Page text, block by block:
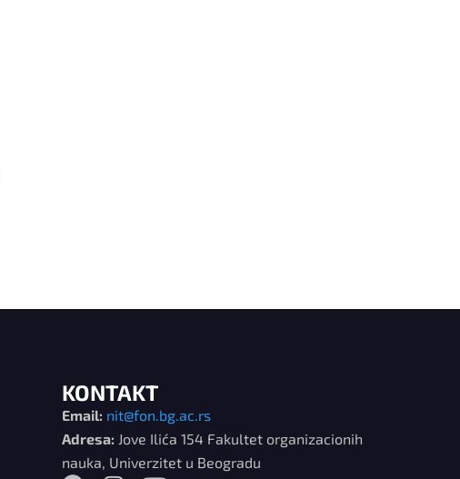
KONTAKT
Email: nit@fon.bg.ac.rs
Adresa: Jove Ilića 154 Fakultet organizacionih
nauka, Univerzitet u Beogradu